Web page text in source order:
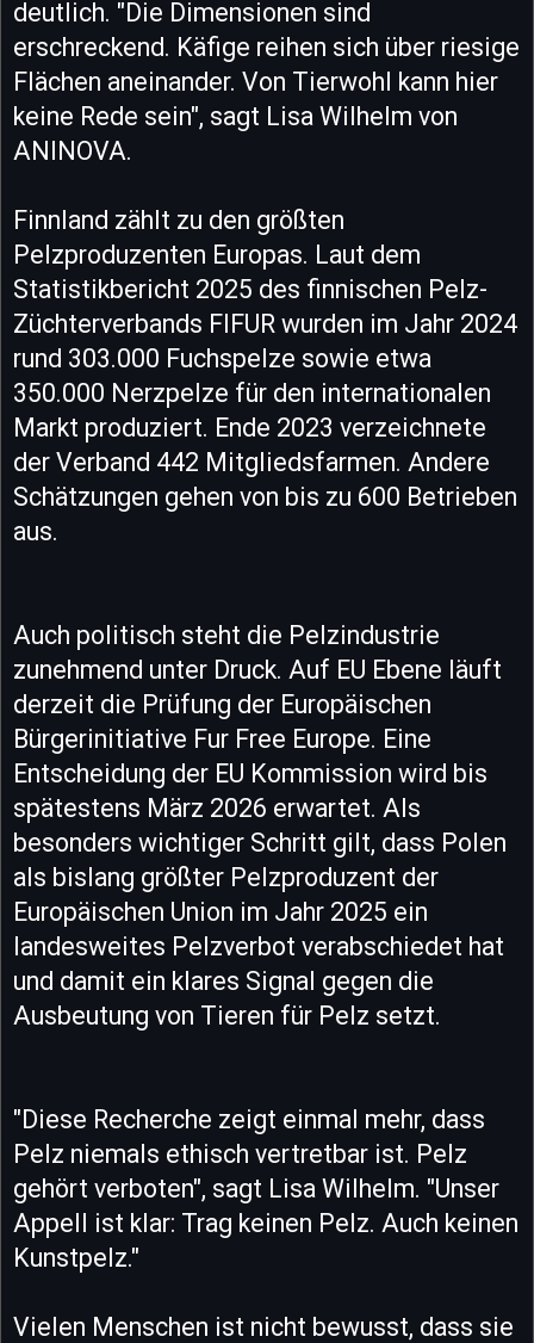
deutlich. "Die Dimensionen sind
erschreckend. Käfige reihen sich über riesige
Flächen aneinander. Von Tierwohl kann hier
keine Rede sein", sagt Lisa Wilhelm von
ANINOVA.
Finnland zählt zu den größten
Pelzproduzenten Europas. Laut dem
Statistikbericht 2025 des finnischen Pelz-
Züchterverbands FIFUR wurden im Jahr 2024
rund 303.000 Fuchspelze sowie etwa
350.000 Nerzpelze für den internationalen
Markt produziert. Ende 2023 verzeichnete
der Verband 442 Mitgliedsfarmen. Andere
Schätzungen gehen von bis zu 600 Betrieben
aus.
Auch politisch steht die Pelzindustrie
zunehmend unter Druck. Auf EU Ebene läuft
derzeit die Prüfung der Europäischen
Bürgerinitiative Fur Free Europe. Eine
Entscheidung der EU Kommission wird bis
spätestens März 2026 erwartet. Als
besonders wichtiger Schritt gilt, dass Polen
als bislang größter Pelzproduzent der
Europäischen Union im Jahr 2025 ein
landesweites Pelzverbot verabschiedet hat
und damit ein klares Signal gegen die
Ausbeutung von Tieren für Pelz setzt.
"Diese Recherche zeigt einmal mehr, dass
Pelz niemals ethisch vertretbar ist. Pelz
gehört verboten", sagt Lisa Wilhelm. "Unser
Appell ist klar: Trag keinen Pelz. Auch keinen
Kunstpelz."
Vielen Menschen ist nicht bewusst, dass sie